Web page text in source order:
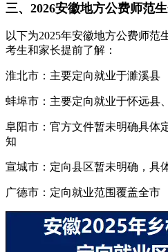
三、2026安徽地方公费师范
以下为2025年安徽地方公费师范
考生和家长提前了解：
淮北市：主要定向就业于濉溪县
蚌埠市：主要定向就业于怀远县
阜阳市：官方文件暂未明确具体
知
宣城市：定向县区暂未明确，具
广德市：定向就业范围覆盖全市